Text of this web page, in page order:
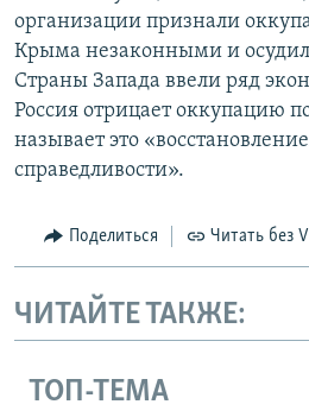
организации признали
Крыма незаконными и
Страны Запада ввели ряд
Россия отрицает оккупацию
называет это
справедливости».
Поделиться Читать без
ЧИТАЙТЕ ТАКЖЕ:
ТОП-ТЕМА